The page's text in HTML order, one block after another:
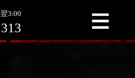
3:00
ルの情報